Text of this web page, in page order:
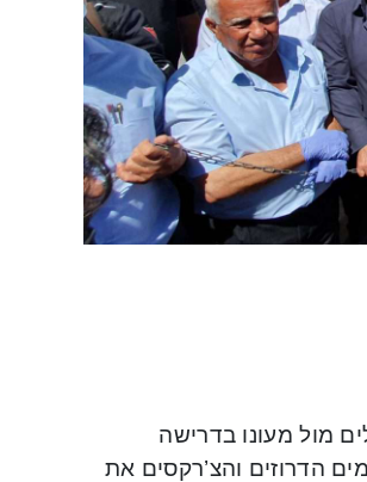
מול מעונו בדרישה
הדרוזים והצ’רקסים את